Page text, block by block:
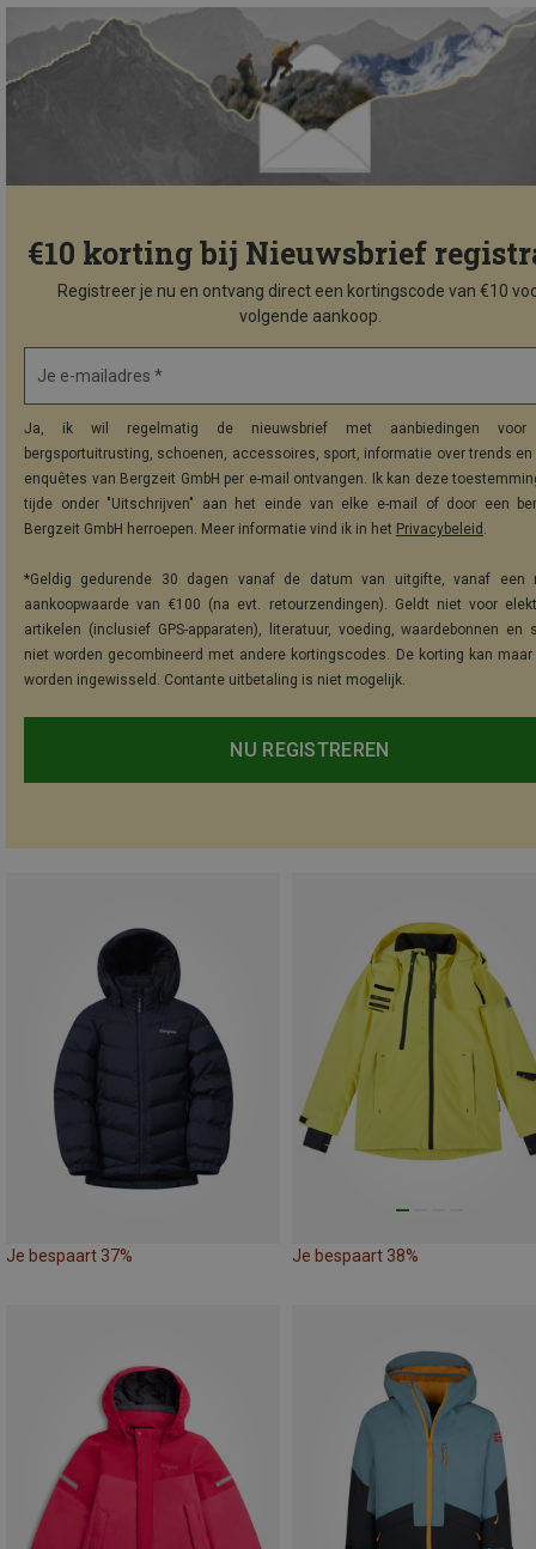
€10 korting bij Nieuwsbrief
Registreer je nu en ontvang direct een kortingscode van €10
volgende aankoop.
Je e-mailadres *
Ja, ik wil regelmatig de nieuwsbrief met aanbiedingen voor
bergsportuitrusting, schoenen, accessoires, sport, informatie over trends
enquêtes van Bergzeit GmbH per e-mail ontvangen. Ik kan deze
tijde onder "Uitschrijven" aan het einde van elke e-mail of door een
Bergzeit GmbH herroepen. Meer informatie vind ik in het Privacybeleid .
*Geldig gedurende 30 dagen vanaf de datum van uitgifte, vanaf een
aankoopwaarde van €100 (na evt. retourzendingen). Geldt niet voor
artikelen (inclusief GPS-apparaten), literatuur, voeding, waardebonnen en
niet worden gecombineerd met andere kortingscodes. De korting kan maar
worden ingewisseld. Contante uitbetaling is niet mogelijk.
NU REGISTREREN
Je bespaart 37% Je bespaart 38%